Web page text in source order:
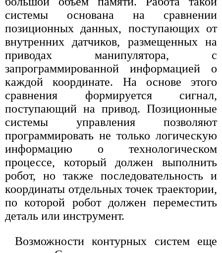
системы основана на сравнении
позиционных данных, поступающих от
внутренних датчиков, размещенных на
приводах манипулятора, с
запрограммированной информацией о
каждой координате. На основе этого
сравнения формируется сигнал,
поступающий на привод. Позиционные
системы управления позволяют
программировать не только логическую
информацию о технологическом
процессе, который должен выполнить
робот, но также последовательность и
координаты отдельных точек траектории,
по которой робот должен переместить
деталь или инструмент.
Возможности контурных систем еще